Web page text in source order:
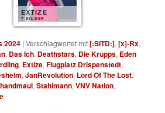
EXTIZE
7 BILDER
2024 |Verschlagwortet mit[:SITD:],[x]-Rx,
, Das Ich, Deathstars, Die Krupps, Eden
, Extize,Flugplatz Drispenstedt,
,JanRevolution, Lord Of The Lost,
,Stahlmann,VNV Nation,